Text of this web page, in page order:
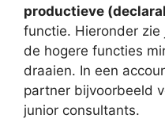
productieve
functie. Hieronder
de hogere functies
draaien. In een
partner bijvoorbeeld
junior consultants.